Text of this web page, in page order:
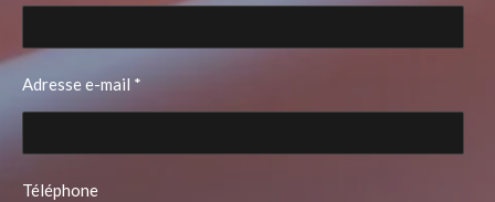
Adresse e-mail *
Téléphone